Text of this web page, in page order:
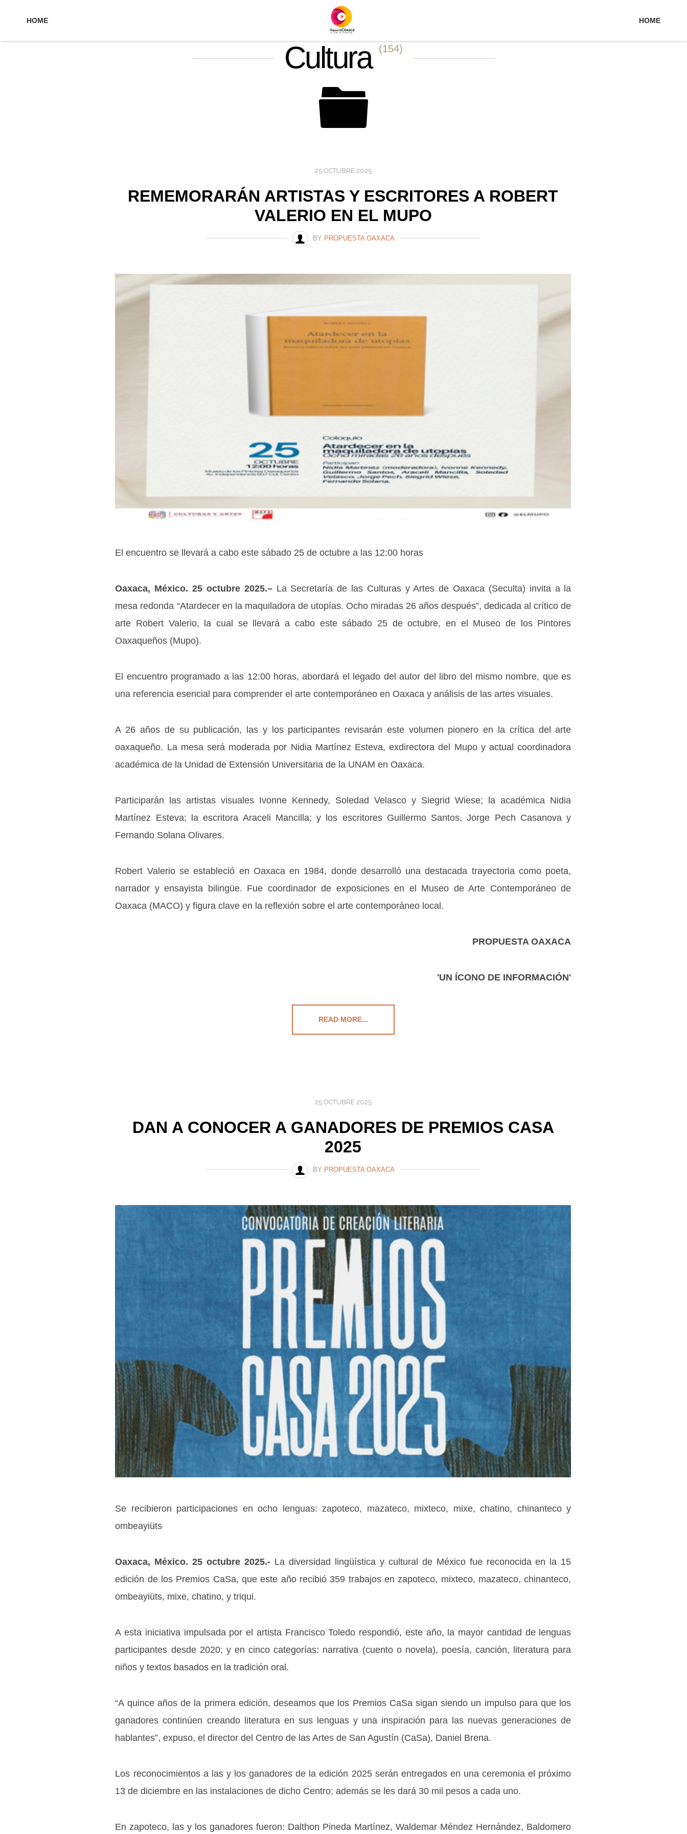
HOME HOME
Cultura (154)
25 OCTUBRE 2025
REMEMORARÁN ARTISTAS Y ESCRITORES A ROBERT
VALERIO EN EL MUPO
BY PROPUESTA OAXACA
El encuentro se llevará a cabo este sábado 25 de octubre a las 12:00 horas
Oaxaca, México. 25 octubre 2025.–La Secretaría de las Culturas y Artes de Oaxaca (Seculta) invita a la
mesa redonda “Atardecer en la maquiladora de utopías. Ocho miradas 26 años después”, dedicada al crítico de
arte Robert Valerio, la cual se llevará a cabo este sábado 25 de octubre, en el Museo de los Pintores
Oaxaqueños (Mupo).
El encuentro programado a las 12:00 horas, abordará el legado del autor del libro del mismo nombre, que es
una referencia esencial para comprender el arte contemporáneo en Oaxaca y análisis de las artes visuales.
A 26 años de su publicación, las y los participantes revisarán este volumen pionero en la crítica del arte
oaxaqueño. La mesa será moderada por Nidia Martínez Esteva, exdirectora del Mupo y actual coordinadora
académica de la Unidad de Extensión Universitaria de la UNAM en Oaxaca.
Participarán las artistas visuales Ivonne Kennedy, Soledad Velasco y Siegrid Wiese; la académica Nidia
Martínez Esteva; la escritora Araceli Mancilla; y los escritores Guillermo Santos, Jorge Pech Casanova y
Fernando Solana Olivares.
Robert Valerio se estableció en Oaxaca en 1984, donde desarrolló una destacada trayectoria como poeta,
narrador y ensayista bilingüe. Fue coordinador de exposiciones en el Museo de Arte Contemporáneo de
Oaxaca (MACO) y figura clave en la reflexión sobre el arte contemporáneo local.
PROPUESTA OAXACA
'UN ÍCONO DE INFORMACIÓN'
READ MORE...
25 OCTUBRE 2025
DAN A CONOCER A GANADORES DE PREMIOS CASA
2025
BY PROPUESTA OAXACA
Se recibieron participaciones en ocho lenguas: zapoteco, mazateco, mixteco, mixe, chatino, chinanteco y
ombeayiüts
Oaxaca, México. 25 octubre 2025.- La diversidad lingüística y cultural de México fue reconocida en la 15
edición de los Premios CaSa, que este año recibió 359 trabajos en zapoteco, mixteco, mazateco, chinanteco,
ombeayiüts, mixe, chatino, y triqui.
A esta iniciativa impulsada por el artista Francisco Toledo respondió, este año, la mayor cantidad de lenguas
participantes desde 2020; y en cinco categorías: narrativa (cuento o novela), poesía, canción, literatura para
niños y textos basados en la tradición oral.
“A quince años de la primera edición, deseamos que los Premios CaSa sigan siendo un impulso para que los
ganadores continúen creando literatura en sus lenguas y una inspiración para las nuevas generaciones de
hablantes”, expuso, el director del Centro de las Artes de San Agustín (CaSa), Daniel Brena.
Los reconocimientos a las y los ganadores de la edición 2025 serán entregados en una ceremonia el próximo
13 de diciembre en las instalaciones de dicho Centro; además se les dará 30 mil pesos a cada uno.
En zapoteco, las y los ganadores fueron: Dalthon Pineda Martínez, Waldemar Méndez Hernández, Baldomero